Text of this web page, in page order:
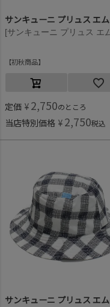
サンキューニ プリュス エム
初秋商品
定価 ¥ 2,750のところ
当店特別価格 ¥ 2,750税込
サンキューニ プリュス エム